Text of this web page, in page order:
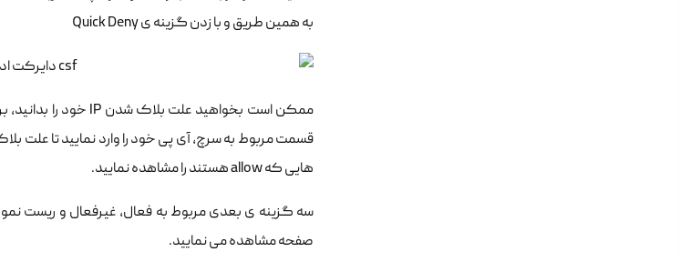
به همین طریق و با زدن گزینه ی Quick Deny
هایی که allow هستند را مشاهده نمایید.
سه گزینه ی بعدی مربوط به فعال، غیرفعال و ریست
صفحه مشاهده می نمایید.